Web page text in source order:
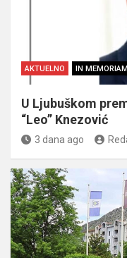
AKTUELNO IN MEMORIAM
U Ljubuškom
“Leo” Knezović
3 dana ago